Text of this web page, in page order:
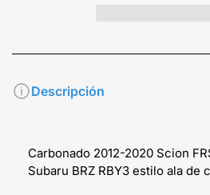
Descripción
Carbonado 2012-2020 Scion
Subaru BRZ RBY3 estilo ala de